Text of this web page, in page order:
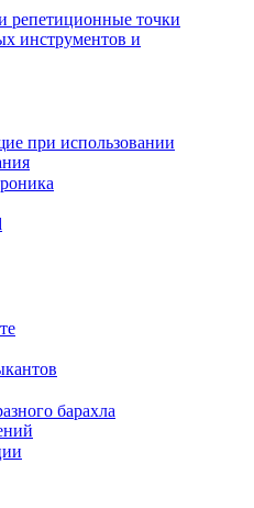
репетиционные точки
инструментов и
при использовании
барахла